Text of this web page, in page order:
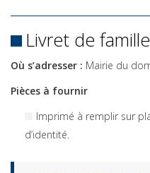
Livret de famille
Où s’adresser : Mairie du
Pièces à fournir
Imprimé à remplir sur
d’identité.